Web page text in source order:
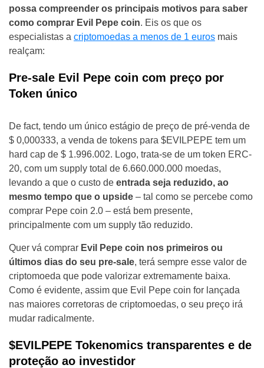
possa compreender os principais motivos para saber
como comprar Evil Pepe coin. Eis os que os
especialistas a criptomoedas a menos de 1 euros mais
realçam:
Pre-sale Evil Pepe coin com preço por
Token único
De fact, tendo um único estágio de preço de pré-venda de
$ 0,000333, a venda de tokens para $EVILPEPE tem um
hard cap de $ 1.996.002. Logo, trata-se de um token ERC-
20, com um supply total de 6.660.000.000 moedas,
levando a que o custo de entrada seja reduzido, ao
mesmo tempo que o upside – tal como se percebe como
comprar Pepe coin 2.0 – está bem presente,
principalmente com um supply tão reduzido.
Quer vá comprar Evil Pepe coin nos primeiros ou
últimos dias do seu pre-sale, terá sempre esse valor de
criptomoeda que pode valorizar extremamente baixa.
Como é evidente, assim que Evil Pepe coin for lançada
nas maiores corretoras de criptomoedas, o seu preço irá
mudar radicalmente.
$EVILPEPE Tokenomics transparentes e de
proteção ao investidor